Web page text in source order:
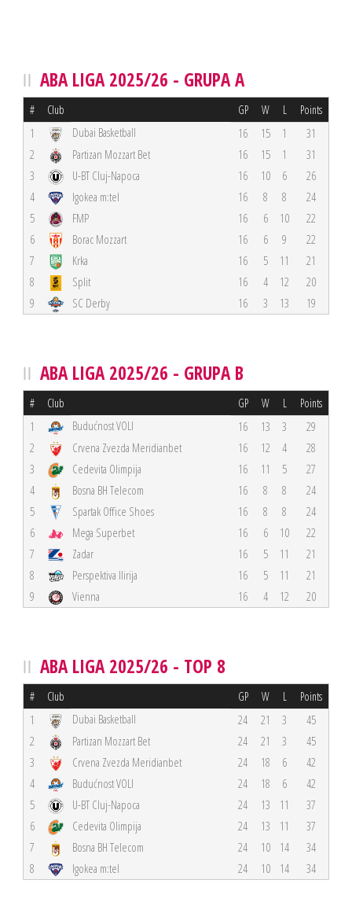
ABA LIGA 2025/26 - GRUPA A
# Club GP W L Points
1 Dubai Basketball 16 15 1
31
2
Partizan Mozzart Bet 16 15 1
31
3
U-BT Cluj-Napoca 16 10 6
26
4
Igokea m:tel 16 8 8
24
5
FMP 16 6 10
22
6
Borac Mozzart 16 6 9
22
7
Krka 16 5 11
21
8
Split 16 4 12
20
9
SC Derby 16 3 13 19
ABA LIGA 2025/26 - GRUPA B
# Club GP W L Points
1 Budućnost VOLI 16 13 3
29
2
Crvena Zvezda Meridianbet 16 12 4
28
3
Cedevita Olimpija 16 11 5
27
4
Bosna BH Telecom 16 8 8
24
5
Spartak Office Shoes 16 8 8
24
6
Mega Superbet 16 6 10
22
7
Zadar 16 5 11
21
8
Perspektiva Ilirija 16 5 11
21
9
Vienna 16 4 12 20
ABA LIGA 2025/26 - TOP 8
# Club GP W L Points
1 Dubai Basketball 24 21 3
45
2
Partizan Mozzart Bet 24 21 3
45
3
Crvena Zvezda Meridianbet 24 18 6
42
4
Budućnost VOLI 24 18 6
42
5
U-BT Cluj-Napoca 24 13 11
37
6
Cedevita Olimpija 24 13 11
37
7
Bosna BH Telecom 24 10 14
34
8
Igokea m:tel 24 10 14 34